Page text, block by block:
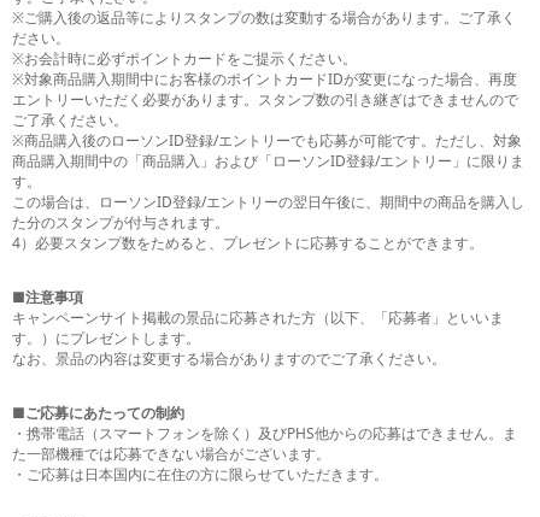
※ご購入後の返品等によりスタンプの数は変動する場合があります。ご了承く
ださい。
※お会計時に必ずポイントカードをご提示ください。
※対象商品購入期間中にお客様のポイントカードIDが変更になった場合、再度
エントリーいただく必要があります。スタンプ数の引き継ぎはできませんので
ご了承ください。
※商品購入後のローソンID登録/エントリーでも応募が可能です。ただし、対象
商品購入期間中の「商品購入」および「ローソンID登録/エントリー」に限りま
す。
この場合は、ローソンID登録/エントリーの翌日午後に、期間中の商品を購入し
た分のスタンプが付与されます。
4）必要スタンプ数をためると、プレゼントに応募することができます。
■注意事項
キャンペーンサイト掲載の景品に応募された方（以下、「応募者」といいま
す。）にプレゼントします。
なお、景品の内容は変更する場合がありますのでご了承ください。
■ご応募にあたっての制約
・携帯電話（スマートフォンを除く）及びPHS他からの応募はできません。ま
た一部機種では応募できない場合がございます。
・ご応募は日本国内に在住の方に限らせていただきます。